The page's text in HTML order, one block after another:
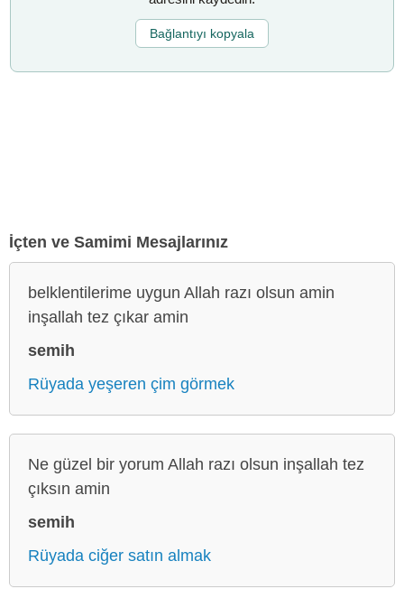
Bağlantıyı kopyala
İçten ve Samimi Mesajlarınız
belklentilerime uygun Allah razı olsun amin
inşallah tez çıkar amin
semih
Rüyada yeşeren çim görmek
Ne güzel bir yorum Allah razı olsun inşallah tez
çıksın amin
semih
Rüyada ciğer satın almak